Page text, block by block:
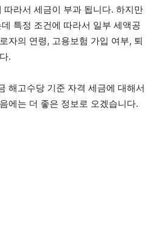
따라서 세금이 부과 됩니다. 하지만
특정 조건에 따라서 일부 세액공
자의 연령, 고용보험 가입 여부, 퇴
.
해고수당 기준 자격 세금에 대해서
에는 더 좋은 정보로 오겠습니다.